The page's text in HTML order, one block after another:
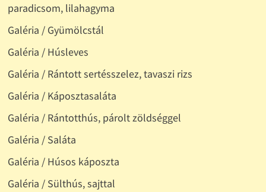
paradicsom, lilahagyma
Galéria / Gyümölcstál
Galéria / Húsleves
Galéria / Rántott sertésszelez, tavaszi rizs
Galéria / Káposztasaláta
Galéria / Rántotthús, párolt zöldséggel
Galéria / Saláta
Galéria / Húsos káposzta
Galéria / Sülthús, sajttal